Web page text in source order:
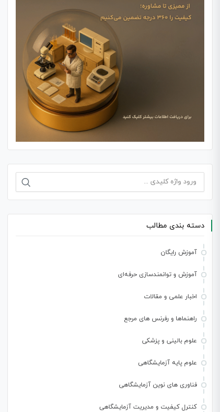
جستجو
برای:
دسته بندی مطالب
آموزش رایگان
آموزش و توانمندسازی حرفه‌ای
اخبار علمی و مقالات
راهنماها و رفرنس های مرجع
علوم بالینی و پزشکی
علوم پایه آزمایشگاهی
فناوری های نوین آزمایشگاهی
کنترل کیفیت و مدیریت آزمایشگاهی